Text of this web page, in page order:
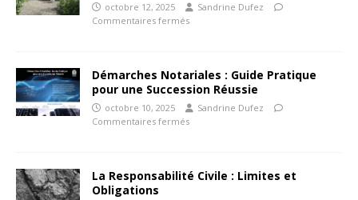
octobre 12, 2025
Sandrine Dufez
Commentaires fermés
Démarches Notariales : Guide Pratique
pour une Succession Réussie
octobre 10, 2025
Sandrine Dufez
Commentaires fermés
La Responsabilité Civile : Limites et
Obligations